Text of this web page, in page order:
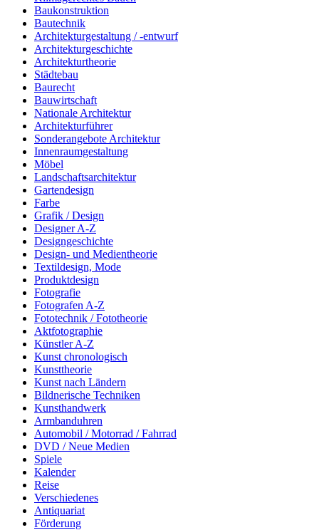
Baukonstruktion
Bautechnik
Architekturgestaltung / -entwurf
Architekturgeschichte
Architekturtheorie
Städtebau
Baurecht
Bauwirtschaft
Nationale Architektur
Architekturführer
Sonderangebote Architektur
Innenraumgestaltung
Möbel
Landschaftsarchitektur
Gartendesign
Farbe
Grafik / Design
Designer A-Z
Designgeschichte
Design- und Medientheorie
Textildesign, Mode
Produktdesign
Fotografie
Fotografen A-Z
Fototechnik / Fototheorie
Aktfotographie
Künstler A-Z
Kunst chronologisch
Kunsttheorie
Kunst nach Ländern
Bildnerische Techniken
Kunsthandwerk
Armbanduhren
Automobil / Motorrad / Fahrrad
DVD / Neue Medien
Spiele
Kalender
Reise
Verschiedenes
Antiquariat
Förderung